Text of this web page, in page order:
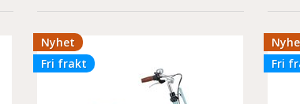
Nyhet
Fri frakt
Fri